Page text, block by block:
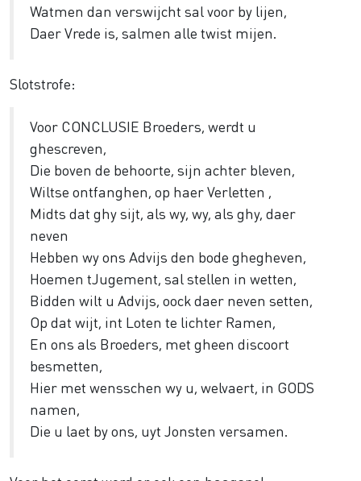
Watmen dan verswijcht sal voor by lijen,
Daer Vrede is, salmen alle twist mijen.
Slotstrofe:
Voor CONCLUSIE Broeders, werdt u
ghescreven,
Die boven de behoorte, sijn achter bleven,
Wiltse ontfanghen, op haer Verletten ,
Midts dat ghy sijt, als wy, wy, als ghy, daer
neven
Hebben wy ons Advijs den bode ghegheven,
Hoemen tJugement, sal stellen in wetten,
Bidden wilt u Advijs, oock daer neven setten,
Op dat wijt, int Loten te lichter Ramen,
En ons als Broeders, met gheen discoort
besmetten,
Hier met wensschen wy u, welvaert, in GODS
namen,
Die u laet by ons, uyt Jonsten versamen.